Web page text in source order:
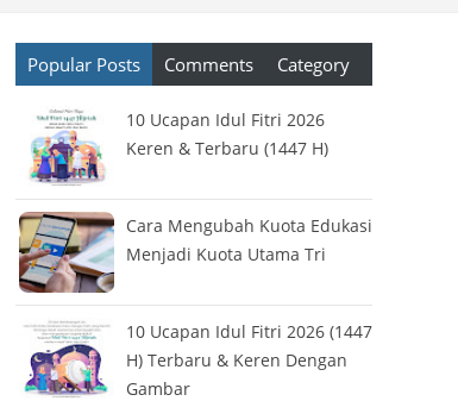
Paket Data ›Paket Internet Gratis›Panduan›Tech News
Popular Posts Comments Category
10 Ucapan Idul Fitri 2026
Keren & Terbaru (1447 H)
Cara Mengubah Kuota Edukasi
Menjadi Kuota Utama Tri
10 Ucapan Idul Fitri 2026 (1447
H) Terbaru & Keren Dengan
Gambar